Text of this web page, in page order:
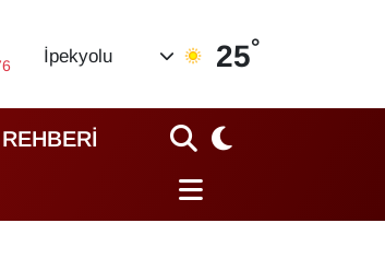
İpekyolu 25°